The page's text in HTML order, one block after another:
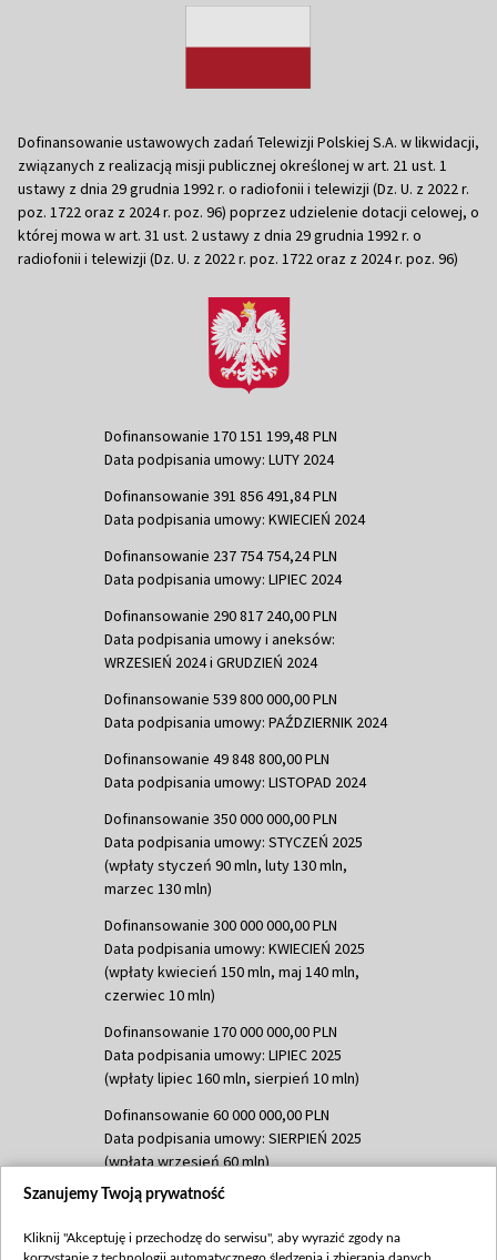
Dofinansowanie ustawowych zadań Telewizji Polskiej S.A. w likwidacji,
związanych z realizacją misji publicznej określonej w art. 21 ust. 1
ustawy z dnia 29 grudnia 1992 r. o radiofonii i telewizji (Dz. U. z 2022 r.
poz. 1722 oraz z 2024 r. poz. 96) poprzez udzielenie dotacji celowej, o
której mowa w art. 31 ust. 2 ustawy z dnia 29 grudnia 1992 r. o
radiofonii i telewizji (Dz. U. z 2022 r. poz. 1722 oraz z 2024 r. poz. 96)
Dofinansowanie 170 151 199,48 PLN
Data podpisania umowy: LUTY 2024
Dofinansowanie 391 856 491,84 PLN
Data podpisania umowy: KWIECIEŃ 2024
Dofinansowanie 237 754 754,24 PLN
Data podpisania umowy: LIPIEC 2024
Dofinansowanie 290 817 240,00 PLN
Data podpisania umowy i aneksów:
WRZESIEŃ 2024 i GRUDZIEŃ 2024
Dofinansowanie 539 800 000,00 PLN
Data podpisania umowy: PAŹDZIERNIK 2024
Dofinansowanie 49 848 800,00 PLN
Data podpisania umowy: LISTOPAD 2024
Dofinansowanie 350 000 000,00 PLN
Data podpisania umowy: STYCZEŃ 2025
(wpłaty styczeń 90 mln, luty 130 mln,
marzec 130 mln)
Dofinansowanie 300 000 000,00 PLN
Data podpisania umowy: KWIECIEŃ 2025
(wpłaty kwiecień 150 mln, maj 140 mln,
czerwiec 10 mln)
Dofinansowanie 170 000 000,00 PLN
Data podpisania umowy: LIPIEC 2025
(wpłaty lipiec 160 mln, sierpień 10 mln)
Dofinansowanie 60 000 000,00 PLN
Data podpisania umowy: SIERPIEŃ 2025
(wpłata wrzesień 60 mln)
Dofinansowanie 635 783 051,21 PLN
(wpłata wrzesień 100 mln, październik 350
Szanujemy Twoją prywatność
Kliknij "Akceptuję i przechodzę do serwisu", aby wyrazić zgody na